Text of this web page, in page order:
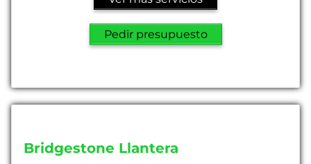
Pedir presupuesto
Bridgestone Llantera